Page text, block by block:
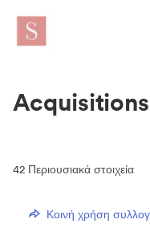
Acquisitions
42 Περιουσιακά στοιχεία
Κοινή χρήση